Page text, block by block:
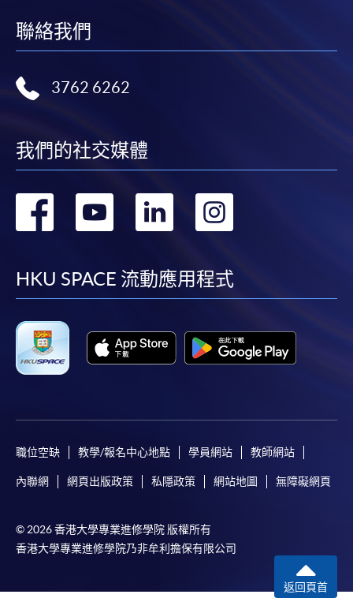
聯絡我們
3762 6262
我們的社交媒體
轉
facebook
轉
youtube
轉
linkedin
HKU SPACE 流動應用程式
職位空缺 教學/報名中心地點 學員網站 教師網站
內聯網 網頁出版政策 私隱政策 網站地圖 無障礙網頁
© 2026 香港大學專業進修學院 版權所有
香港大學專業進修學院乃非牟利擔保有限公司
返回頁首